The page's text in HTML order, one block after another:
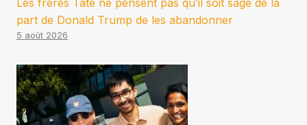
Les frères Tate ne pensent pas qu’il soit sage de la
part de Donald Trump de les abandonner
5 août 2026